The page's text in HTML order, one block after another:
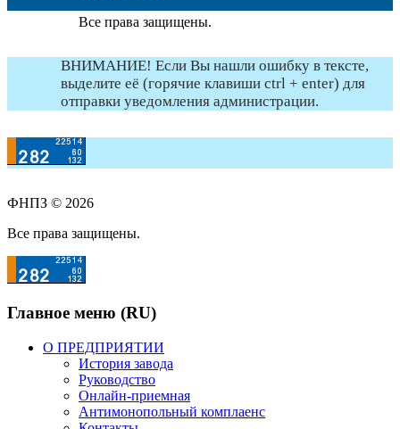
Все права защищены.
ВНИМАНИЕ! Если Вы нашли ошибку в тексте,
выделите её (горячие клавиши ctrl + enter) для
отправки уведомления администрации.
ФНПЗ © 2026
Все права защищены.
Главное меню (RU)
О ПРЕДПРИЯТИИ
История завода
Руководство
Онлайн-приемная
Антимонопольный комплаенс